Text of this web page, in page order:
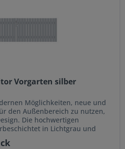
Vorgarten silber
Möglichkeiten, neue und
den Außenbereich zu nutzen,
Die hochwertigen
in Lichtgrau und